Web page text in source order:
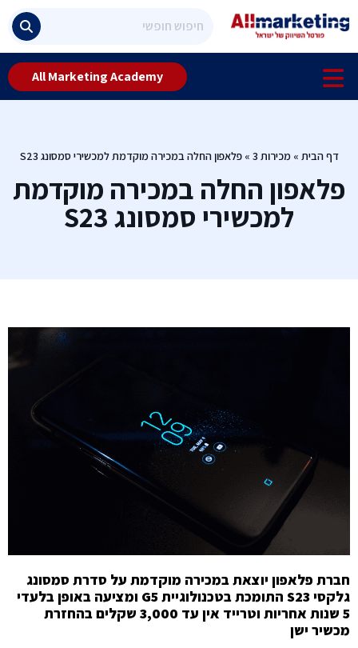
All Marketing Academy
דף הבית » מכירות 3 »פלאפון החלה במכירה מוקדמת למכשירי סמסונג S23
פלאפון החלה במכירה מוקדמת
למכשירי סמסונג S23
חברת פלאפון יוצאת במכירה מוקדמת על סדרת סמסונג
גלקסי S23 התומכת בטכנולוגיית G5 ומציעה באופן בלעדי
5 שנות אחריות וטרייד אין עד 3,000 שקלים בהחזרת
מכשיר ישן